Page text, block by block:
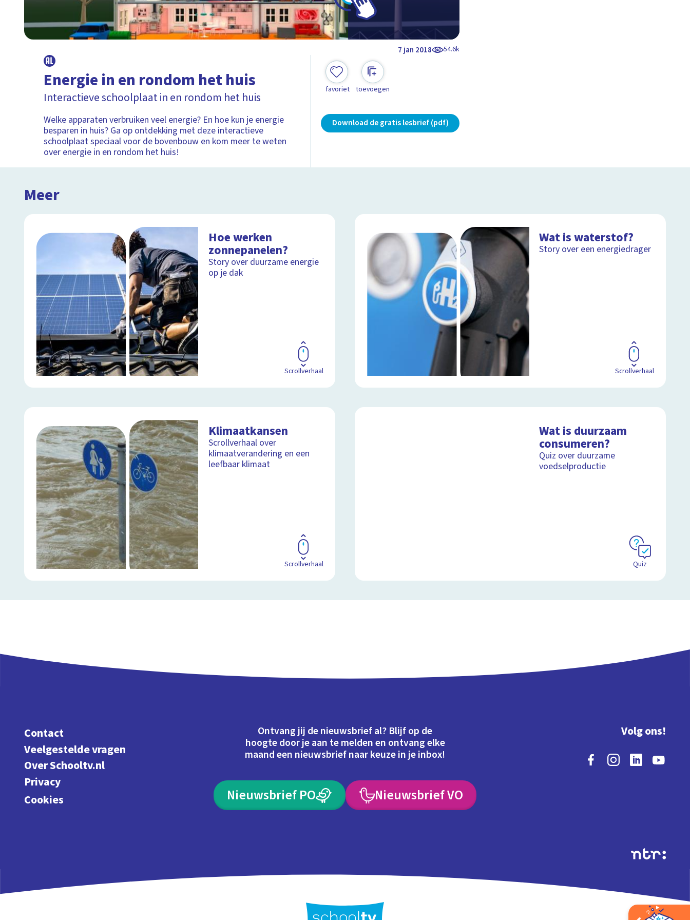
7 jan 2018 54.6k
Energie in en rondom het huis
Interactieve schoolplaat in en rondom het huis
Welke apparaten verbruiken veel energie? En hoe kun je energie
besparen in huis? Ga op ontdekking met deze interactieve
schoolplaat speciaal voor de bovenbouw en kom meer te weten
over energie in en rondom het huis!
favoriet toevoegen
Download de gratis lesbrief (pdf)
Meer
Hoe werken
zonnepanelen?
Story over duurzame energie
op je dak
Scrollverhaal
Wat is waterstof?
Story over een energiedrager
Scrollverhaal
Klimaatkansen
Scrollverhaal over
klimaatverandering en een
leefbaar klimaat
Scrollverhaal
Wat is duurzaam
consumeren?
Quiz over duurzame
voedselproductie
Quiz
Contact
Veelgestelde vragen
Over Schooltv.nl
Privacy
Cookies
Ontvang jij de nieuwsbrief al? Blijf op de
hoogte door je aan te melden en ontvang elke
maand een nieuwsbrief naar keuze in je inbox!
Nieuwsbrief PO Nieuwsbrief VO
Volg ons!
Extra's